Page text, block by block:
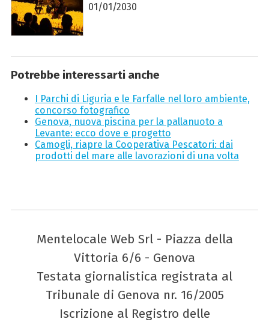
01/01/2030
Potrebbe interessarti anche
I Parchi di Liguria e le Farfalle nel loro ambiente,
concorso fotografico
Genova, nuova piscina per la pallanuoto a
Levante: ecco dove e progetto
Camogli, riapre la Cooperativa Pescatori: dai
prodotti del mare alle lavorazioni di una volta
Mentelocale Web Srl - Piazza della
Vittoria 6/6 - Genova
Testata giornalistica registrata al
Tribunale di Genova nr. 16/2005
Iscrizione al Registro delle